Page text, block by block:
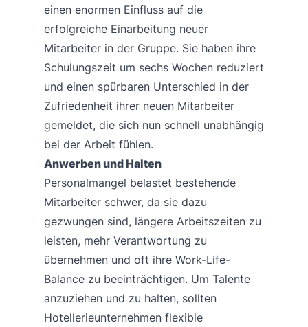
einen enormen Einfluss auf die
erfolgreiche Einarbeitung neuer
Mitarbeiter in der Gruppe. Sie haben ihre
Schulungszeit um sechs Wochen reduziert
und einen spürbaren Unterschied in der
Zufriedenheit ihrer neuen Mitarbeiter
gemeldet, die sich nun schnell unabhängig
bei der Arbeit fühlen.
Anwerben und Halten
Personalmangel belastet bestehende
Mitarbeiter schwer, da sie dazu
gezwungen sind, längere Arbeitszeiten zu
leisten, mehr Verantwortung zu
übernehmen und oft ihre Work-Life-
Balance zu beeinträchtigen. Um Talente
anzuziehen und zu halten, sollten
Hotellerieunternehmen flexible